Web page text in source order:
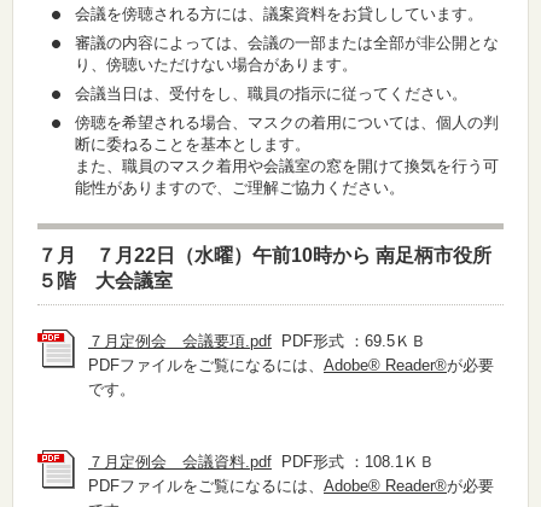
会議を傍聴される方には、議案資料をお貸ししています。
審議の内容によっては、会議の一部または全部が非公開とな
り、傍聴いただけない場合があります。
会議当日は、受付をし、職員の指示に従ってください。
傍聴を希望される場合、マスクの着用については、個人の判
断に委ねることを基本とします。
また、職員のマスク着用や会議室の窓を開けて換気を行う可
能性がありますので、ご理解ご協力ください。
７月 ７月22日（水曜）午前10時から 南足柄市役所
５階 大会議室
７月定例会 会議要項.pdf PDF形式 ：69.5ＫＢ
PDFファイルをご覧になるには、 Adobe® Reader®が必要
です。
７月定例会 会議資料.pdf PDF形式 ：108.1ＫＢ
PDFファイルをご覧になるには、 Adobe® Reader®が必要